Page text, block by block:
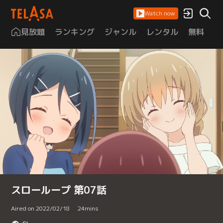
Watch now
見放題 ランキング ジャンル レンタル 無料
スローループ 第07話
Aired on 2022/02/18 24mins